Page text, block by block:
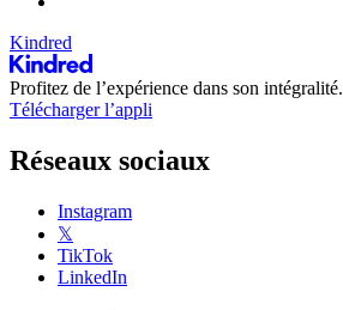
Kindred
Profitez de l’expérience dans son intégralité.
Télécharger l’appli
Réseaux sociaux
Instagram
𝕏
TikTok
LinkedIn